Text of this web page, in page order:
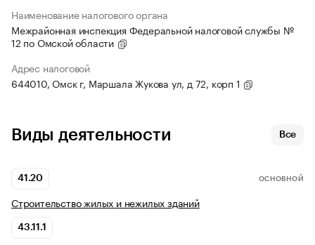
Наименование налогового органа
Межрайонная инспекция Федеральной налоговой службы №
12 по Омской области
Адрес налоговой
644010, Омск г, Маршала Жукова ул, д 72, корп 1
Виды деятельности Все
41.20 ОСНОВНОЙ
Строительство жилых и нежилых зданий
43.11.1